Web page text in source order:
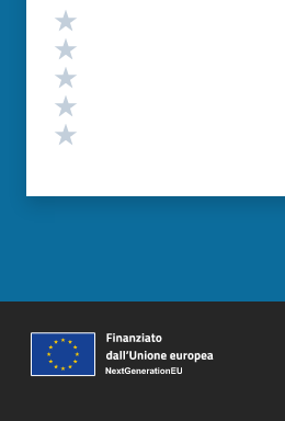
Valutazione